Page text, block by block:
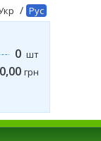
/ Рус
0 шт
0,00 грн